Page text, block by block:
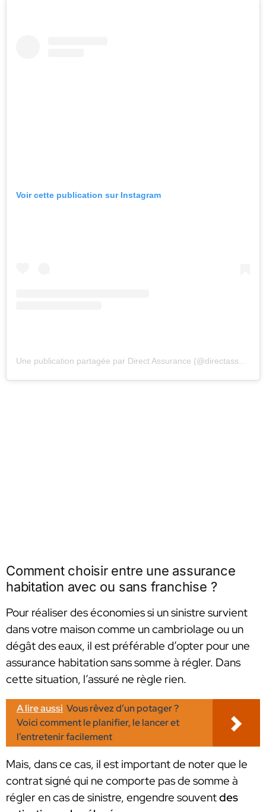
Voir cette publication sur Instagram
Comment choisir entre une assurance
habitation avec ou sans franchise ?
Pour réaliser des économies si un sinistre survient
dans votre maison comme un cambriolage ou un
dégât des eaux, il est préférable d’opter pour une
assurance habitation sans somme à régler. Dans
cette situation, l’assuré ne règle rien.
A lire aussi Vous rêvez d’un potager ?
Voici comment le planifier, le lancer et
l’entretenir facilement
Mais, dans ce cas, il est important de noter que le
contrat signé qui ne comporte pas de somme à
régler en cas de sinistre, engendre souventdes